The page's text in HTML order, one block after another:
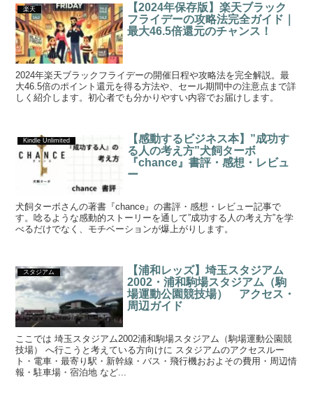
楽天
【2024年保存版】楽天ブラック
フライデーの攻略法完全ガイド｜
最大46.5倍還元のチャンス！
2024年楽天ブラックフライデーの開催日程や攻略法を完全解説。最
大46.5倍のポイント還元を得る方法や、セール期間中の注意点まで詳
しく紹介します。初心者でも分かりやすい内容でお届けします。
Kindle Unlimited
【感動するビジネス本】”成功す
る人の考え方”犬飼ターボ
『chance』書評・感想・レビュ
ー
犬飼ターボさんの著書『chance』の書評・感想・レビュー記事で
す。唸るような感動的ストーリーを通して”成功する人の考え方”を学
べるだけでなく、モチベーションが爆上がりします。
スタジアム
【浦和レッズ】埼玉スタジアム
2002・浦和駒場スタジアム（駒
場運動公園競技場） アクセス・
周辺ガイド
ここでは 埼玉スタジアム2002浦和駒場スタジアム（駒場運動公園競
技場） へ行こうと考えている方向けに スタジアムのアクセスルー
ト・電車・最寄り駅・新幹線・バス・飛行機おおよその費用・周辺情
報・駐車場・宿泊地 など...